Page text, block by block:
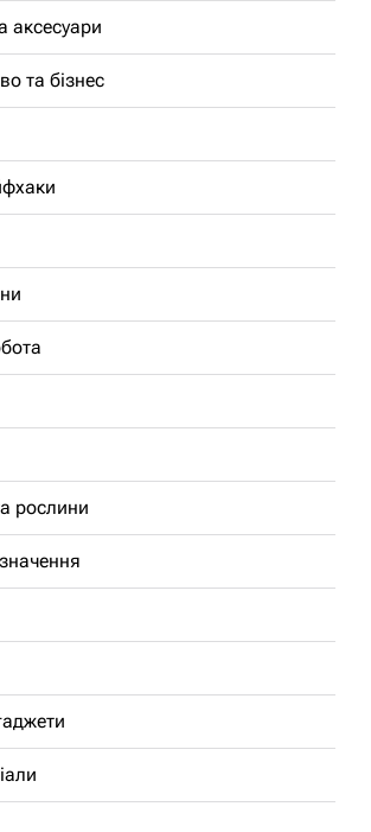
аксесуари
та бізнес
рослини